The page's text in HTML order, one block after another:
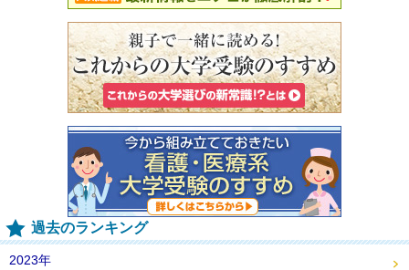
過去のランキング
2023年